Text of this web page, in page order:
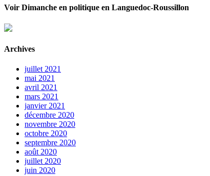
Voir Dimanche en politique en Languedoc-Roussillon
Archives
juillet 2021
mai 2021
avril 2021
mars 2021
janvier 2021
décembre 2020
novembre 2020
octobre 2020
septembre 2020
août 2020
juillet 2020
juin 2020